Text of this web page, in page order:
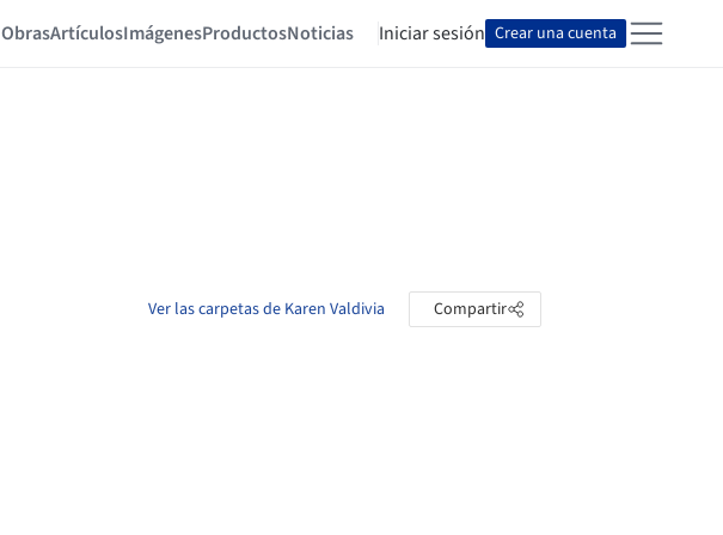
ObrasArtículosImágenesProductosNoticias Iniciar sesión Crear una cuenta
Ver las carpetas de Karen Valdivia Compartir